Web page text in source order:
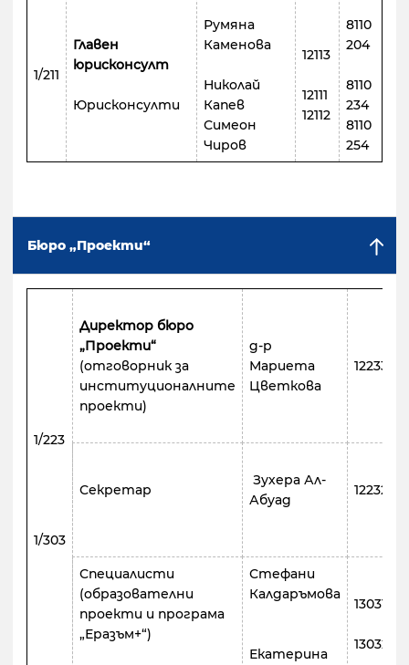
1/211
Главен
юрисконсулт
Юрисконсулти
Румяна
Каменова
Николай
Капев
Симеон
Чиров
12113
12111
12112
8110
204
8110
234
8110
254
Бюро „Проекти“
1/223
1/303
Директор бюро
„Проекти“
(отговорник за
институционалните
проекти)
д-р
Мариета
Цветкова
12233
Секретар
Зухера Ал-
Абуад
12232
Специалисти
(образователни
проекти и програма
„Еразъм+“)
Стефани
Калдаръмова
Екатерина
13031
13032